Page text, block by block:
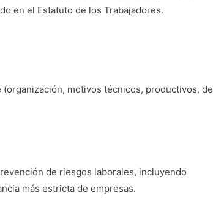
en el Estatuto de los Trabajadores.
motivos técnicos, productivos, de
de riesgos laborales, incluyendo
más estricta de empresas.